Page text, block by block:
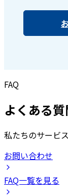
FAQ
よくある
私たちのサービ
お問い合わせ
FAQ一覧を見る